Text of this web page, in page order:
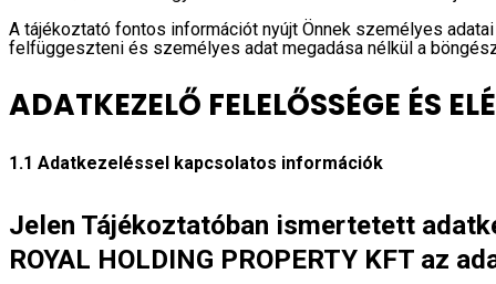
A tájékoztató fontos információt nyújt Önnek személyes
felfüggeszteni és személyes adat megadása nélkül a
ADATKEZELŐ FELELŐSSÉGE ÉS
1.1 Adatkezeléssel kapcsolatos információk
Jelen Tájékoztatóban ismertetett
ROYAL HOLDING PROPERTY KFT az